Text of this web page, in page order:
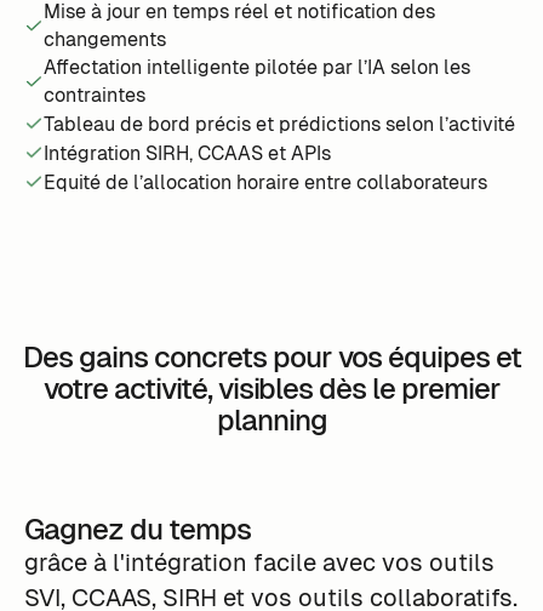
Mise à jour en temps réel et notification des
changements
Affectation intelligente pilotée par l’IA selon les
contraintes
Tableau de bord précis et prédictions selon l’activité
Intégration SIRH, CCAAS et APIs
Equité de l’allocation horaire entre collaborateurs
Des gains concrets pour vos équipes et
votre activité, visibles dès le premier
planning
Gagnez du temps
grâce à l'intégration facile avec vos outils
SVI, CCAAS, SIRH et vos outils collaboratifs.